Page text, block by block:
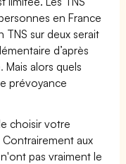
en France
TNS sur deux serait
d’après
Mais alors quels
prévoyance
choisir votre
aux
pas vraiment le